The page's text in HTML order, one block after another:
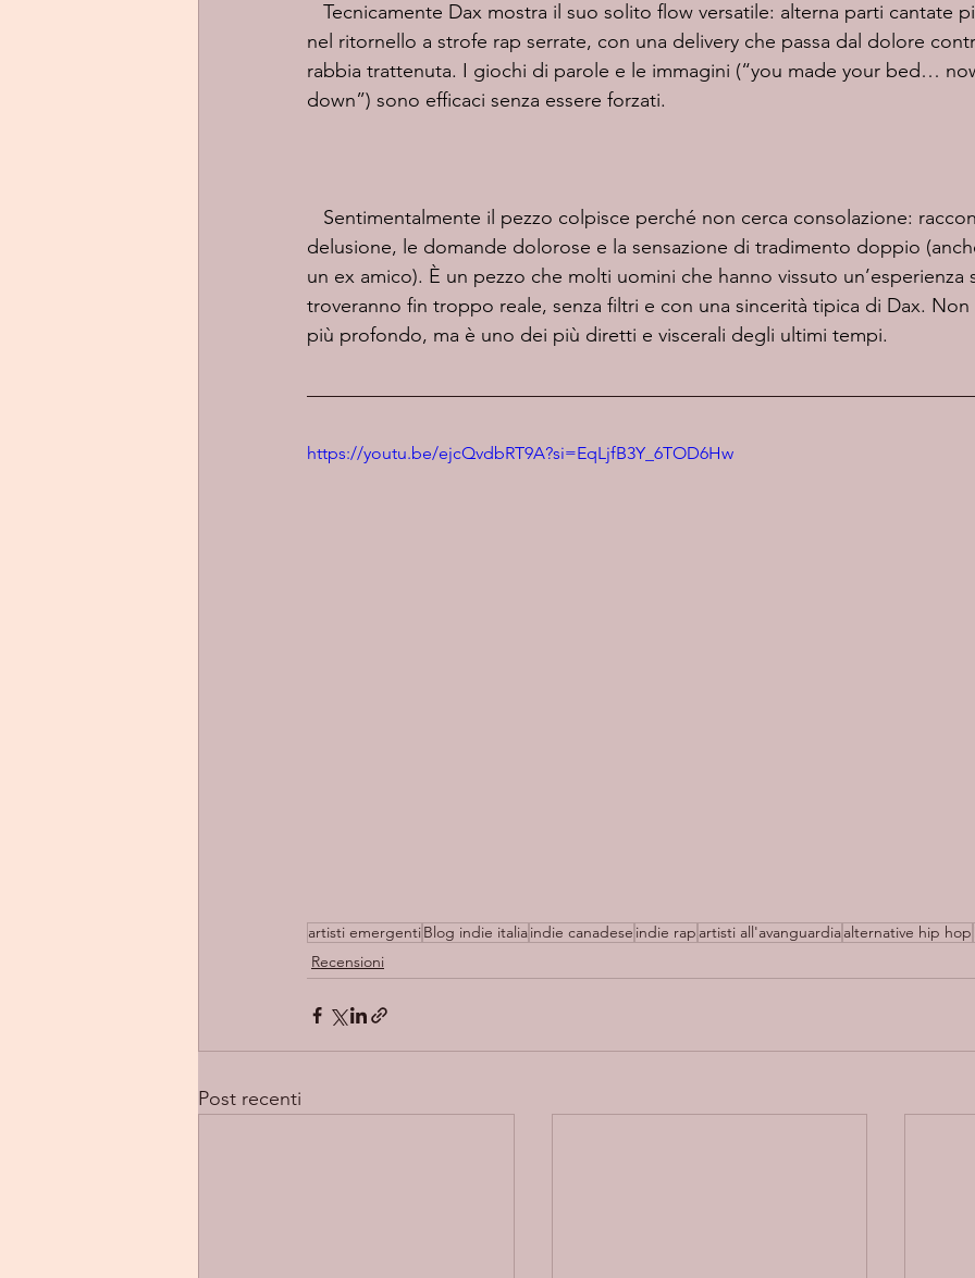
nel ritornello a strofe rap serrate, con una delivery che passa dal dolore
rabbia trattenuta. I giochi di parole e le immagini (“you made your bed…
down”) sono efficaci senza essere forzati.
delusione, le domande dolorose e la sensazione di tradimento doppio
un ex amico). È un pezzo che molti uomini che hanno vissuto un’esperienza
troveranno fin troppo reale, senza filtri e con una sincerità tipica di Dax.
più profondo, ma è uno dei più diretti e viscerali degli ultimi tempi.
https://youtu.be/ejcQvdbRT9A?si=EqLjfB3Y_6TOD6Hw
artisti emergentiBlog indie italiaindie canadese indie rap artisti all'avanguardiaalternative hip hop
Recensioni
Post recenti